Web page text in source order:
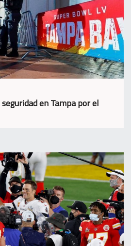
en Tampa por el